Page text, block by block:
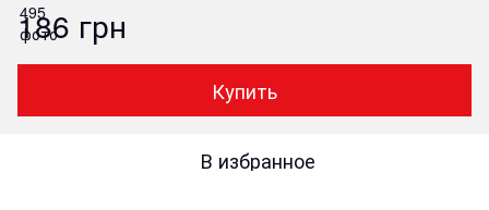
186 грн
Купить
В избранное